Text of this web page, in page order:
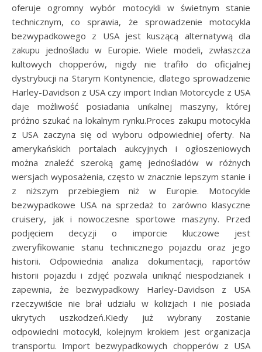
oferuje ogromny wybór motocykli w świetnym stanie
technicznym, co sprawia, że sprowadzenie motocykla
bezwypadkowego z USA jest kuszącą alternatywą dla
zakupu jednośladu w Europie. Wiele modeli, zwłaszcza
kultowych chopperów, nigdy nie trafiło do oficjalnej
dystrybucji na Starym Kontynencie, dlatego sprowadzenie
Harley-Davidson z USA czy import Indian Motorcycle z USA
daje możliwość posiadania unikalnej maszyny, której
próżno szukać na lokalnym rynku.Proces zakupu motocykla
z USA zaczyna się od wyboru odpowiedniej oferty. Na
amerykańskich portalach aukcyjnych i ogłoszeniowych
można znaleźć szeroką gamę jednośladów w różnych
wersjach wyposażenia, często w znacznie lepszym stanie i
z niższym przebiegiem niż w Europie. Motocykle
bezwypadkowe USA na sprzedaż to zarówno klasyczne
cruisery, jak i nowoczesne sportowe maszyny. Przed
podjęciem decyzji o imporcie kluczowe jest
zweryfikowanie stanu technicznego pojazdu oraz jego
historii. Odpowiednia analiza dokumentacji, raportów
historii pojazdu i zdjęć pozwala uniknąć niespodzianek i
zapewnia, że bezwypadkowy Harley-Davidson z USA
rzeczywiście nie brał udziału w kolizjach i nie posiada
ukrytych uszkodzeń.Kiedy już wybrany zostanie
odpowiedni motocykl, kolejnym krokiem jest organizacja
transportu. Import bezwypadkowych chopperów z USA